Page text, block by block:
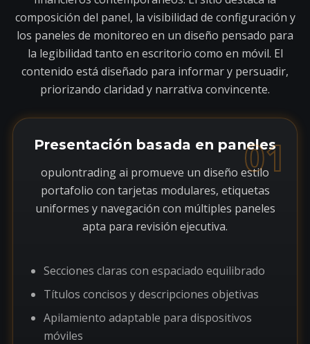
composición del panel, la visibilidad de configuración y
los paneles de monitoreo en un diseño pensado para
la legibilidad tanto en escritorio como en móvil. El
contenido está diseñado para informar y persuadir,
priorizando claridad y narrativa convincente.
01
Presentación basada en paneles
opulontrading ai promueve un diseño estilo
portafolio con tarjetas modulares, etiquetas
uniformes y navegación con múltiples paneles
apta para revisión ejecutiva.
Secciones claras con espaciado equilibrado
Títulos concisos y descripciones objetivas
Apilamiento adaptable para dispositivos
móviles